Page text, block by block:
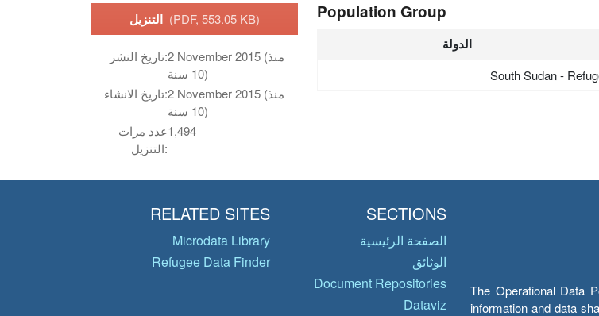
التنزيل (PDF, 553.05 KB)
تاريخ النشر:2 November 2015 (منذ
10 سنة)
تاريخ الانشاء:2 November 2015 (منذ
10 سنة)
عدد مرات
التنزيل:
1,494
Population Group
الدولة
South Sudan -
The Operational Data
information and data
SECTIONS
الصفحة الرئيسية
الوثائق
Document Repositories
Dataviz
RELATED SITES
Microdata Library
Refugee Data Finder